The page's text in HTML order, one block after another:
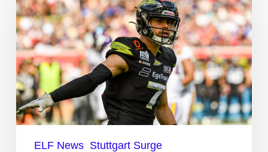
Surge-
Insolvenz:
„Es
fühlt
sich
einfach
nicht
ELF News Stuttgart Surge